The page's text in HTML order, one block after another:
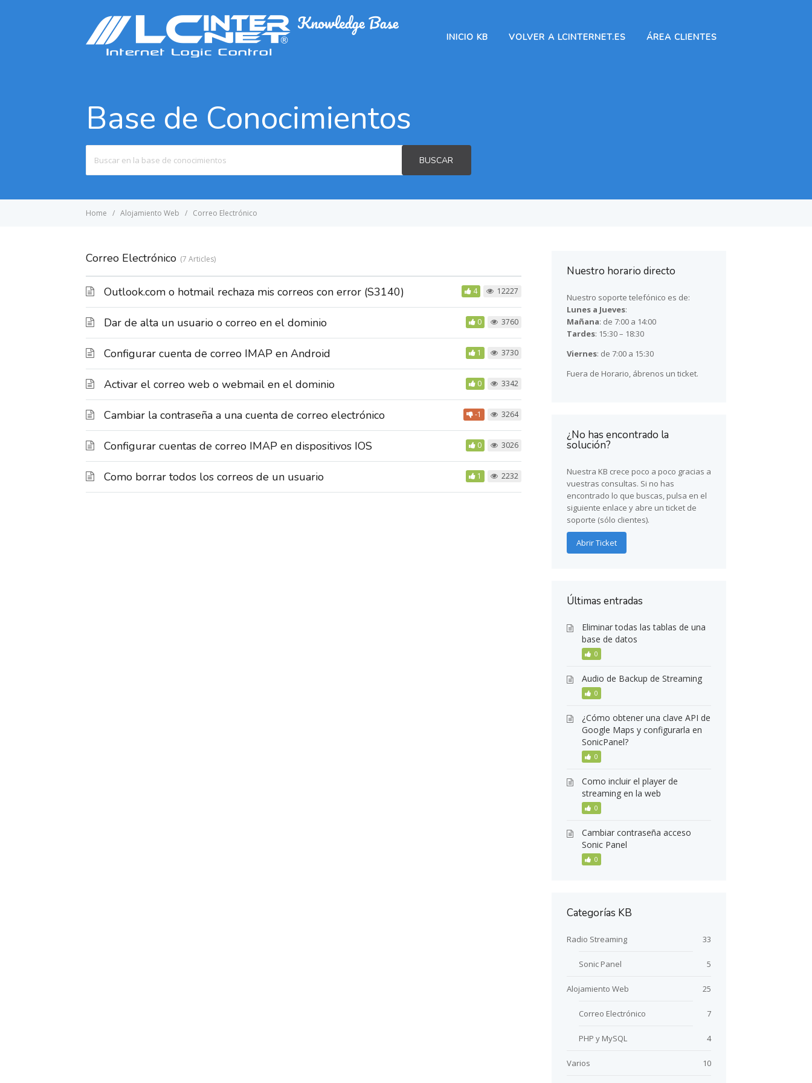
INICIO KB VOLVER A LCINTERNET.ES ÁREA CLIENTES
Base de Conocimientos
For
BUSCAR
Home Alojamiento Web Correo Electrónico
Correo Electrónico 7 Articles
Outlook.com o hotmail rechaza mis correos con error (S3140) 4 12227
Dar de alta un usuario o correo en el dominio 0 3760
Configurar cuenta de correo IMAP en Android 1 3730
Activar el correo web o webmail en el dominio 0 3342
Cambiar la contraseña a una cuenta de correo electrónico -1 3264
Configurar cuentas de correo IMAP en dispositivos IOS 0 3026
Como borrar todos los correos de un usuario 1 2232
Nuestro horario directo
Nuestro soporte telefónico es de:
Lunes a Jueves:
Mañana: de 7:00 a 14:00
Tardes: 15:30 – 18:30
Viernes: de 7:00 a 15:30
Fuera de Horario, ábrenos un ticket.
¿No has encontrado la
solución?
Nuestra KB crece poco a poco gracias a
vuestras consultas. Si no has
encontrado lo que buscas, pulsa en el
siguiente enlace y abre un ticket de
soporte (sólo clientes).
Abrir Ticket
Últimas entradas
Eliminar todas las tablas de una
base de datos
0
Audio de Backup de Streaming
0
¿Cómo obtener una clave API de
Google Maps y configurarla en
SonicPanel?
0
Como incluir el player de
streaming en la web
0
Cambiar contraseña acceso
Sonic Panel
0
Categorías KB
Radio Streaming 33
Sonic Panel 5
Alojamiento Web 25
Correo Electrónico 7
PHP y MySQL 4
Varios 10